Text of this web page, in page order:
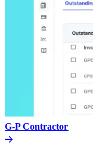
G-P Contractor​​